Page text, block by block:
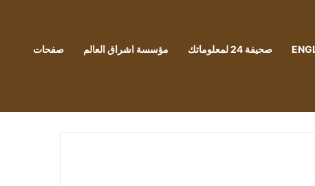
صحيفة 24 لمعلوماتك مؤسسة اشراق العالم صفحات